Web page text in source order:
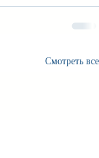
Смотреть все